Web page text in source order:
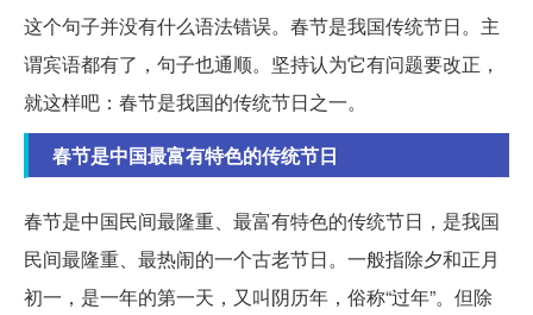
这个句子并没有什么语法错误。春节是我国传统节日。主
谓宾语都有了，句子也通顺。坚持认为它有问题要改正，
就这样吧：春节是我国的传统节日之一。
春节是中国最富有特色的传统节日
春节是中国民间最隆重、最富有特色的传统节日，是我国
民间最隆重、最热闹的一个古老节日。一般指除夕和正月
初一，是一年的第一天，又叫阴历年，俗称“过年”。但除